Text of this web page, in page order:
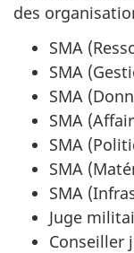
des
SMA
SMA
SMA
SMA
SMA
SMA
SMA
Juge
Conseiller